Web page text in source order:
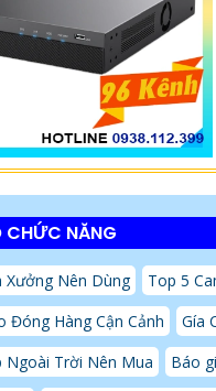
CHỨC NĂNG
Xưởng Nên Dùng Top 5
Đóng Hàng Cận Cảnh
Gía
Ngoài Trời Nên Mua
Báo